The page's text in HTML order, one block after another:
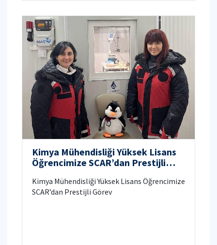
Kimya Mühendisliği Yüksek Lisans
Öğrencimize SCAR’dan Prestijli
Kimya Mühendisliği Yüksek Lisans Öğrencimize
SCAR’dan Prestijli Görev